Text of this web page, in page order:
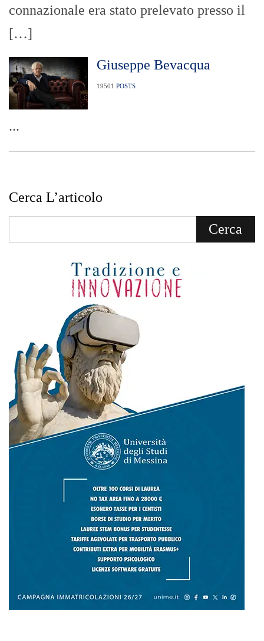
connazionale era stato prelevato presso il
[…]
Giuseppe Bevacqua
19501 POSTS
...
Cerca L’articolo